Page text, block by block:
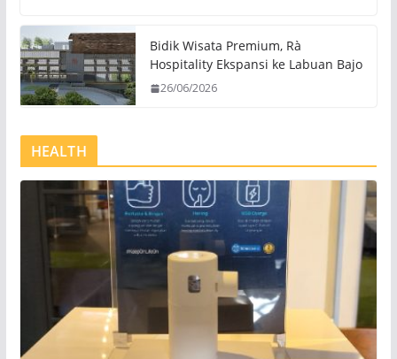
Bidik Wisata Premium, Rà
Hospitality Ekspansi ke Labuan Bajo
26/06/2026
HEALTH